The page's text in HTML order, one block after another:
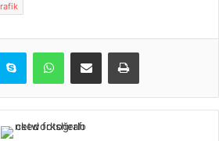
Skype WhatsAppE-Posta ile paylaş Yazdır